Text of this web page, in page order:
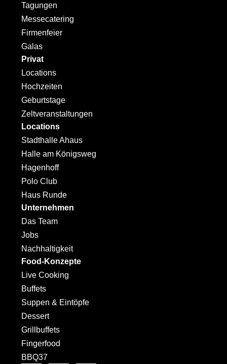
Tagungen
Messecatering
Firmenfeier
Galas
Privat
Locations
Hochzeiten
Geburtstage
Zeltveranstaltungen
Locations
Stadthalle Ahaus
Halle am Königsweg
Hagenhoff
Polo Club
Haus Runde
Unternehmen
Das Team
Jobs
Nachhaltigkeit
Food-Konzepte
Live Cooking
Buffets
Suppen & Eintöpfe
Dessert
Grillbuffets
Fingerfood
BBQ37